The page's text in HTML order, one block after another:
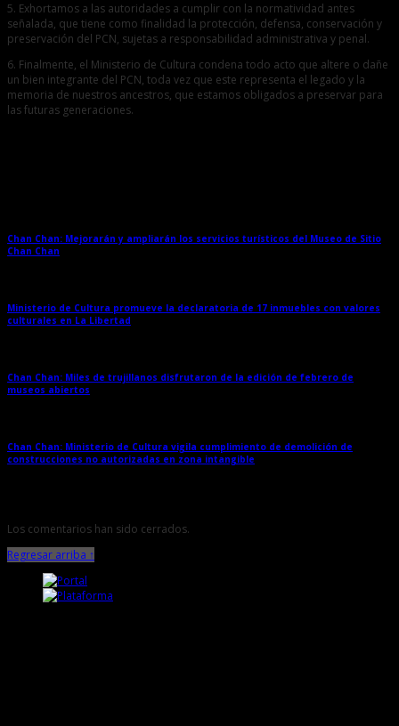
5. Exhortamos a las autoridades a cumplir con la normatividad antes
señalada, que tiene como finalidad la protección, defensa, conservación y
preservación del PCN, sujetas a responsabilidad administrativa y penal.
6. Finalmente, el Ministerio de Cultura condena todo acto que altere o dañe
un bien integrante del PCN, toda vez que este representa el legado y la
memoria de nuestros ancestros, que estamos obligados a preservar para
las futuras generaciones.
Chan Chan: Mejorarán y ampliarán los servicios turísticos del Museo de Sitio
Chan Chan
Ministerio de Cultura promueve la declaratoria de 17 inmuebles con valores
culturales en La Libertad
Chan Chan: Miles de trujillanos disfrutaron de la edición de febrero de
museos abiertos
Chan Chan: Ministerio de Cultura vigila cumplimiento de demolición de
construcciones no autorizadas en zona intangible
Los comentarios han sido cerrados.
Regresar arriba ↑